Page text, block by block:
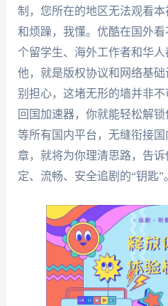
制，您所在的地区无法观看
和烦躁，我懂。优酷在国外
个留学生、海外工作者和华
他，就是版权协议和网络基
别担心，这堵无形的墙并非
回国加速器，你就能轻松解
等所有国内平台，无缝衔接
章，就将为你理清思路，告
定、流畅、安全追剧的“钥匙”